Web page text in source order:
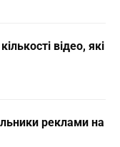
відео, які
реклами на